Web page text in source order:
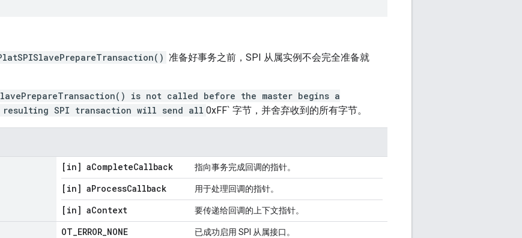
准备好事务之前，SPI 从属实例不会完全准备就
is not called before the master begins a
SPI transaction will send all 0xFF` 字节，并舍弃收到的所有字节。
[in] aCompleteCallback 指向事务完成回调的指针。
[in] aProcessCallback 用于处理回调的指针。
[in] aContext 要传递给回调的上下文指针。
OT_ERROR_NONE 已成功启用 SPI 从属接口。